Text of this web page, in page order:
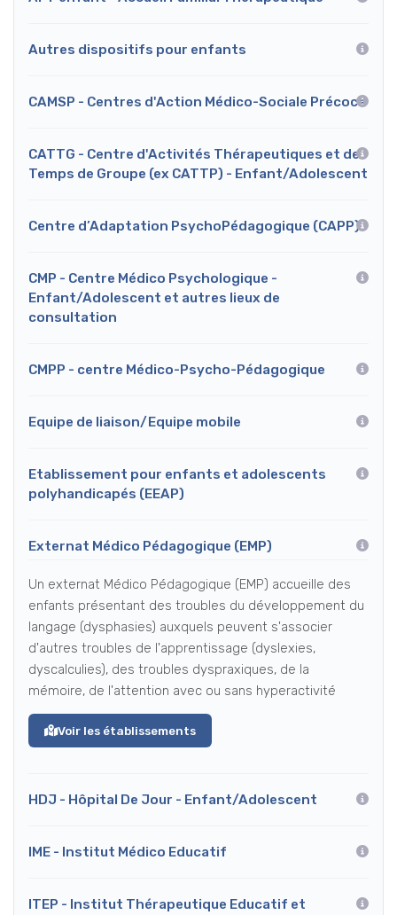
Autres dispositifs pour enfants
CAMSP - Centres d'Action Médico-Sociale Précoce
CATTG - Centre d'Activités Thérapeutiques et de
Temps de Groupe (ex CATTP) - Enfant/Adolescent
Centre d’Adaptation PsychoPédagogique (CAPP)
CMP - Centre Médico Psychologique -
Enfant/Adolescent et autres lieux de
consultation
CMPP - centre Médico-Psycho-Pédagogique
Equipe de liaison/Equipe mobile
Etablissement pour enfants et adolescents
polyhandicapés (EEAP)
Externat Médico Pédagogique (EMP)
Un externat Médico Pédagogique (EMP) accueille des
enfants présentant des troubles du développement du
langage (dysphasies) auxquels peuvent s'associer
d'autres troubles de l'apprentissage (dyslexies,
dyscalculies), des troubles dyspraxiques, de la
mémoire, de l'attention avec ou sans hyperactivité
Voir les établissements
HDJ - Hôpital De Jour - Enfant/Adolescent
IME - Institut Médico Educatif
ITEP - Institut Thérapeutique Educatif et